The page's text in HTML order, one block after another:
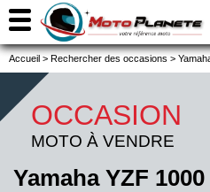
Accueil > Rechercher des occasions >
OCCASION
MOTO À VENDRE
Yamaha YZF